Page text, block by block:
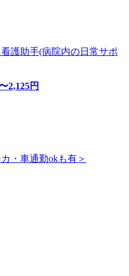
護助手(病院内の日常サポ
2,125円
・車通勤okも有＞